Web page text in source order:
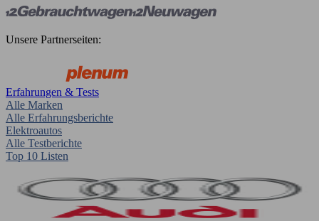
Unsere Partnerseiten:
Erfahrungen & Tests
Alle Marken
Alle Erfahrungsberichte
Elektroautos
Alle Testberichte
Top 10 Listen